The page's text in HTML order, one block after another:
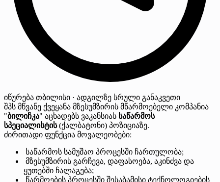
იწურება თბილისი · ადგილზე სრული განაკვეთი
შპს მწვანე ქვეყანა მზესუმზირის მწარმოებელი კომპანია
"ბილიჩკა" აცხადებს ვაკანსიას საწარმოს
სპეციალისტის(ქალბატონი) პოზიციაზე.
ძირითადი ფუნქცია მოვალეობები:
საწარმოს სამუშაო პროცესში ჩართულობა;
მზესუმზირის გარჩევა, დაფასოება, აკინძვა და
ყუთებში ჩალაგება;
წარმოების პროცესში შესაბამისი ტექნოლოგიების